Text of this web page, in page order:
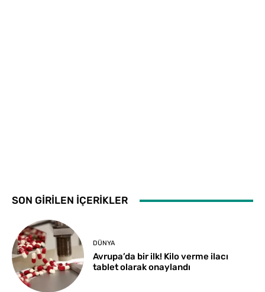
SON GİRİLEN İÇERİKLER
DÜNYA
Avrupa’da bir ilk! Kilo verme ilacı
tablet olarak onaylandı